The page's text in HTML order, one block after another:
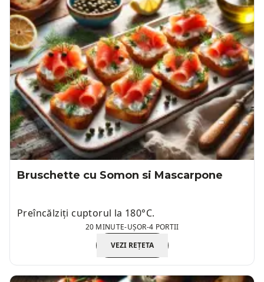
Bruschette cu Somon si Mascarpone
Preîncălziți cuptorul la 180°C.
20 MINUTE-UȘOR-4 PORTII
VEZI REȚETA